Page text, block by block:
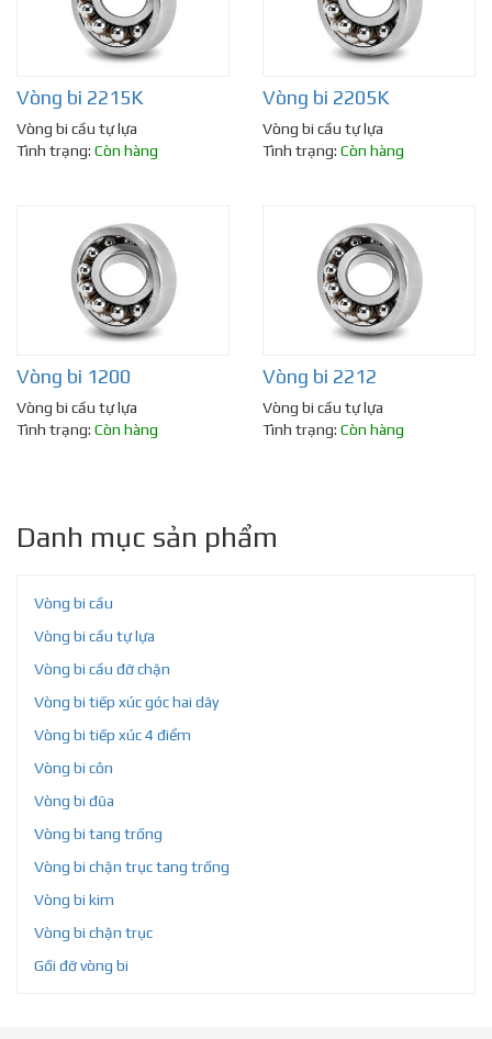
Vòng bi 2215K
Vòng bi cầu tự lựa
Tình trạng: Còn hàng
Vòng bi 2205K
Vòng bi cầu tự lựa
Tình trạng: Còn hàng
Vòng bi 1200
Vòng bi cầu tự lựa
Tình trạng: Còn hàng
Vòng bi 2212
Vòng bi cầu tự lựa
Tình trạng: Còn hàng
Danh mục sản phẩm
Vòng bi cầu
Vòng bi cầu tự lựa
Vòng bi cầu đỡ chặn
Vòng bi tiếp xúc góc hai dãy
Vòng bi tiếp xúc 4 điểm
Vòng bi côn
Vòng bi đũa
Vòng bi tang trống
Vòng bi chặn trục tang trống
Vòng bi kim
Vòng bi chặn trục
Gối đỡ vòng bi